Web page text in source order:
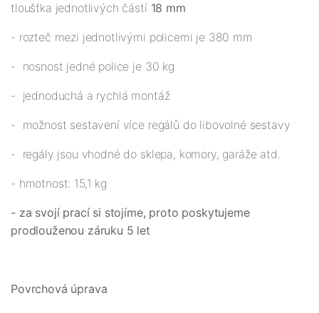
tloušťka jednotlivých částí 18 mm
- rozteč mezi jednotlivými policemi je 380 mm
- nosnost jedné police je 30 kg
- jednoduchá a rychlá montáž
- možnost sestavení více regálů do libovolné sestavy
- regály jsou vhodné do sklepa, komory, garáže atd.
- hmotnost: 15,1 kg
- za svojí prací si stojíme, proto poskytujeme
prodlouženou záruku 5 let
Povrchová úprava